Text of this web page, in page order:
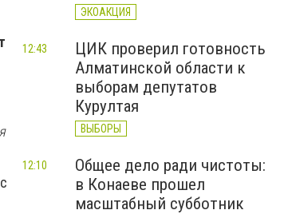
ЭКОАКЦИЯ
ЦИК проверил готовность
Алматинской области к
выборам депутатов
Курултая
ВЫБОРЫ
12:43
Общее дело ради чистоты:
в Конаеве прошел
масштабный субботник
12:10